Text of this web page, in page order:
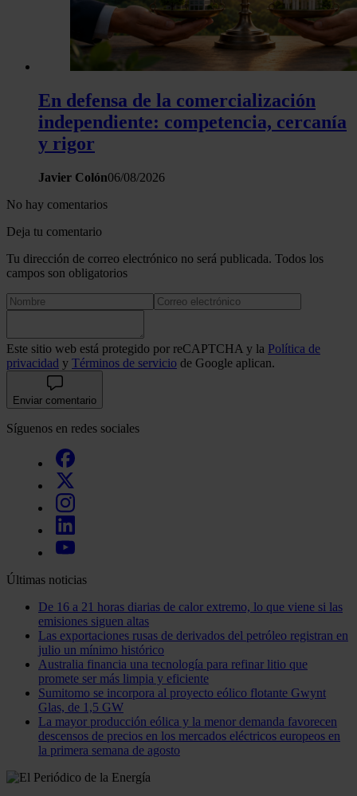
En defensa de la comercialización
independiente: competencia, cercanía
y rigor
Javier Colón06/08/2026
No hay comentarios
Deja tu comentario
Tu dirección de correo electrónico no será publicada. Todos los
campos son obligatorios
Este sitio web está protegido por reCAPTCHA y la Política de
privacidad y Términos de servicio de Google aplican.
Enviar comentario
Síguenos en redes sociales
Últimas noticias
De 16 a 21 horas diarias de calor extremo, lo que viene si las
emisiones siguen altas
Las exportaciones rusas de derivados del petróleo registran en
julio un mínimo histórico
Australia financia una tecnología para refinar litio que
promete ser más limpia y eficiente
Sumitomo se incorpora al proyecto eólico flotante Gwynt
Glas, de 1,5 GW
La mayor producción eólica y la menor demanda favorecen
descensos de precios en los mercados eléctricos europeos en
la primera semana de agosto